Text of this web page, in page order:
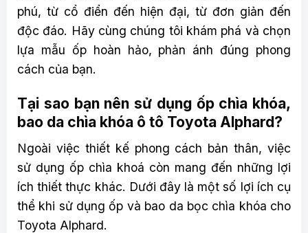
phú, từ cổ điển đến hiện đại, từ đơn giản đến
độc đáo. Hãy cùng chúng tôi khám phá và chọn
lựa mẫu ốp hoàn hảo, phản ánh đúng phong
cách của bạn.
Tại sao bạn nên sử dụng ốp chìa khóa,
bao da chìa khóa ô tô Toyota Alphard?
Ngoài việc thiết kế phong cách bản thân, việc
sử dụng ốp chìa khoá còn mang đến những lợi
ích thiết thực khác. Dưới đây là một số lợi ích cụ
thể khi sử dụng ốp và bao da bọc chìa khóa cho
Toyota Alphard.